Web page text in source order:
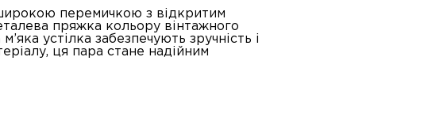
перемичкою з відкритим
пряжка кольору вінтажного
устілка забезпечують зручність і
ця пара стане надійним